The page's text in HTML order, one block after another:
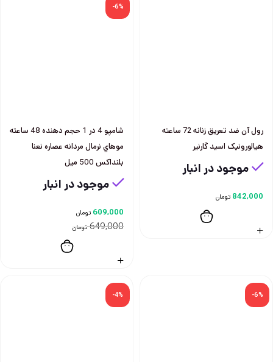
رول آن ضد تعریق زنانه 72 ساعته
هیالورونیک اسید گارنیر
موجود در انبار
842,000 تومان
-6%
شامپو 4 در 1 حجم دهنده 48 ساعته
موهاي نرمال مردانه عصاره نعنا
بلنداكس 500 ميل
موجود در انبار
649,000 تومان
609,000 تومان
-6%
-4%